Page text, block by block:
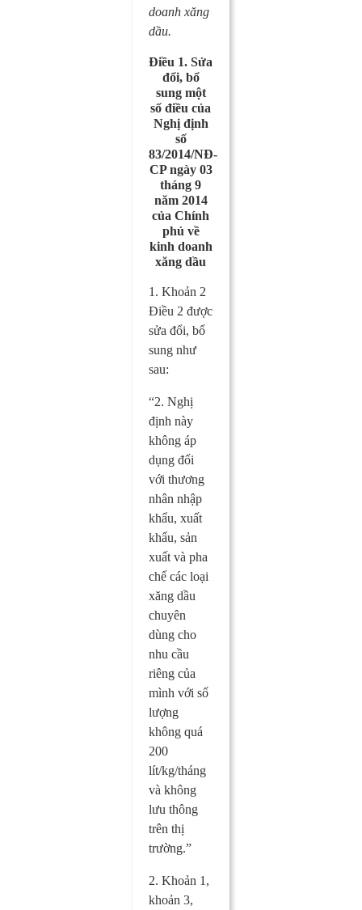
doanh xăng
dầu.
Điều 1. Sửa
đổi, bổ
sung một
số điều của
Nghị định
số
83/2014/NĐ-
CP ngày 03
tháng 9
năm 2014
của Chính
phủ về
kinh doanh
xăng dầu
1. Khoản 2
Điều 2 được
sửa đổi, bổ
sung như
sau:
“2. Nghị
định này
không áp
dụng đối
với thương
nhân nhập
khẩu, xuất
khẩu, sản
xuất và pha
chế các loại
xăng dầu
chuyên
dùng cho
nhu cầu
riêng của
mình với số
lượng
không quá
200
lít/kg/tháng
và không
lưu thông
trên thị
trường.”
2. Khoản 1,
khoản 3,